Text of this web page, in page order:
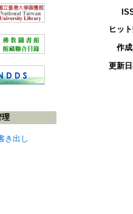
理
き出し
ヒッ
作成
更新